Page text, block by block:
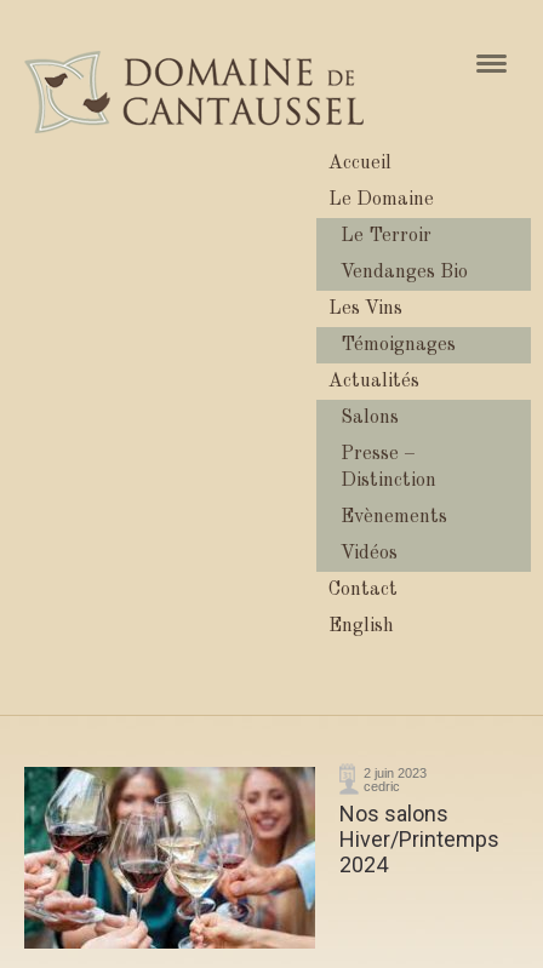
Accueil
Le Domaine
Le Terroir
Vendanges Bio
Les Vins
Témoignages
Actualités
Salons
Presse –
Distinction
Evènements
Vidéos
Contact
English
2 juin 2023
cedric
Nos salons
Hiver/Printemps
2024